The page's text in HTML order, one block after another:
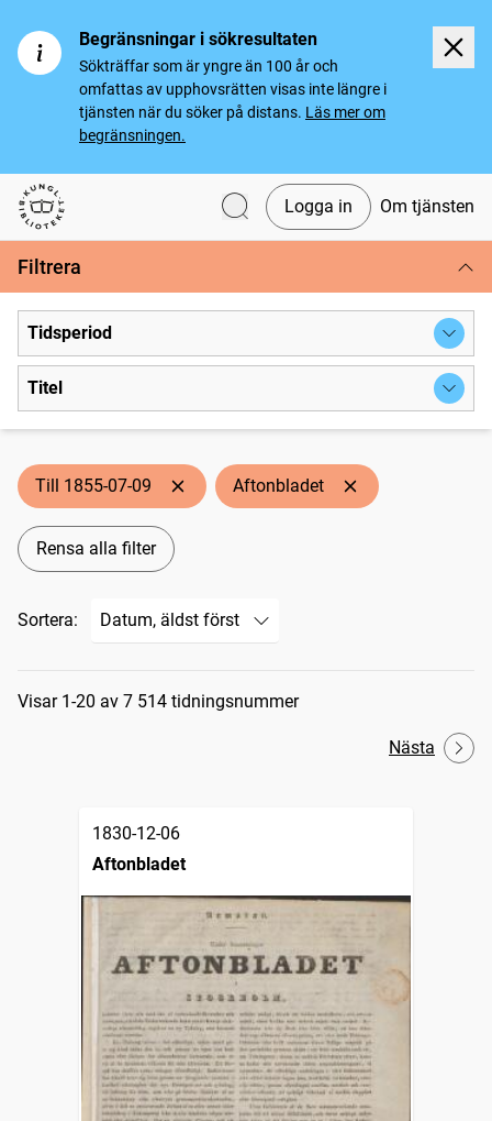
Begränsningar i sökresultaten
Sökträffar som är yngre än 100 år och
omfattas av upphovsrätten visas inte längre i
tjänsten när du söker på distans. Läs mer om
begränsningen.
Svenska tidningar
Logga in Om tjänsten
Filtrera
Tidsperiod
Titel
Till 1855-07-09 Aftonbladet
Rensa alla filter
Sortera:
Sökresultat
Visar 1-20 av 7 514 tidningsnummer
Nästa
1830-12-06
Aftonbladet